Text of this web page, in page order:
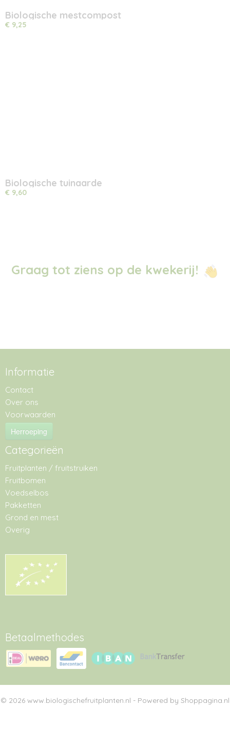
Biologische mestcompost
€ 9,25
Biologische tuinaarde
€ 9,60
Graag tot ziens op de kwekerij!
Informatie
Contact
Over ons
Voorwaarden
Herroeping
Categorieën
Fruitplanten / fruitstruiken
Fruitbomen
Voedselbos
Pakketten
Grond en mest
Overig
Betaalmethodes
© 2026 www.biologischefruitplanten.nl - Powered by Shoppagina.nl